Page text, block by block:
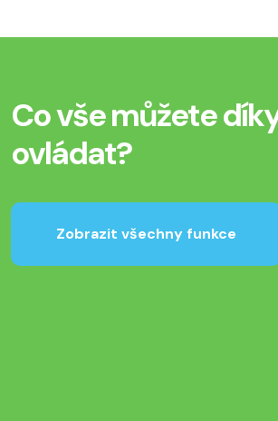
Co vše můžete
ovládat?
Zobrazit všechny funkce